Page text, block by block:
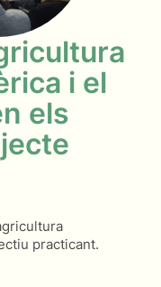
i el
els
practicant.